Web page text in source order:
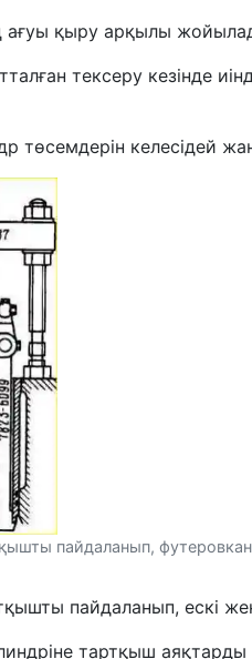
ағуы қыру арқылы
тексеру кезінде
төсемдерін келесідей
пайдаланып,
пайдаланып, ескі
тартқыш аяқтарды